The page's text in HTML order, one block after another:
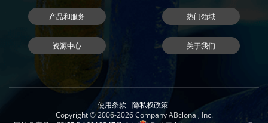
产品和服务 热门领域
资源中心 关于我们
使用条款
隐私权政策
Copyright © 2006-2026 Company ABclonal, Inc.